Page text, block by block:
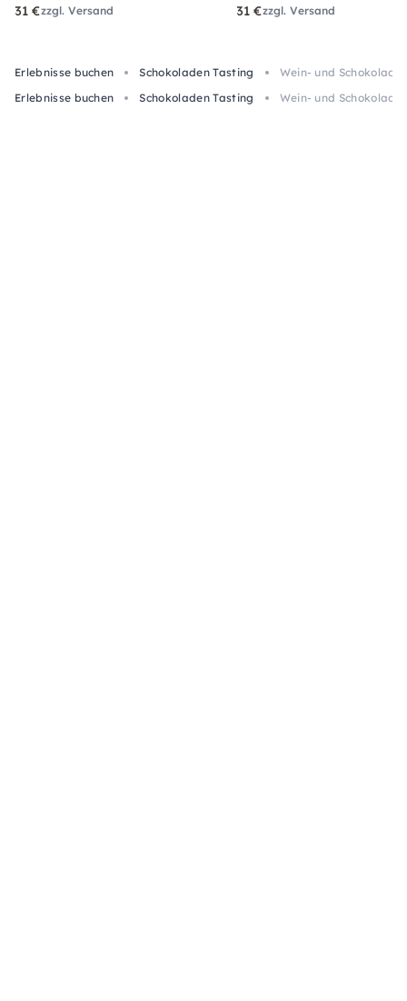
31 €zzgl. Versand 31 €zzgl. Versand
Erlebnisse buchen Schokoladen Tasting
Wein- und
Erlebnisse buchen
Schokoladen Tasting Wein- und